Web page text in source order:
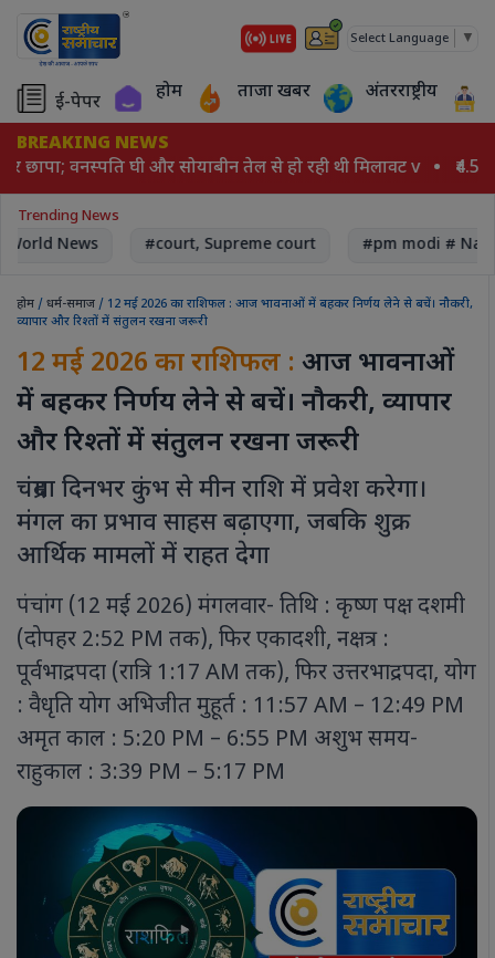
Select Language ▼
ई-पेपर होम ताजा खबर अंतरराष्ट्रीय
BREAKING NEWS
छापा; वनस्पति घी और सोयाबीन तेल से हो रही थी मिलावट v
Trending News
News #court, Supreme court #pm modi #
होम / धर्म-समाज / 12 मई 2026 का राशिफल : आज भावनाओं में बहकर निर्णय लेने से बचें। नौकरी,
व्यापार और रिश्तों में संतुलन रखना जरूरी
12 मई 2026 का राशिफल : आज भावनाओं
में बहकर निर्णय लेने से बचें। नौकरी, व्यापार
और रिश्तों में संतुलन रखना जरूरी
चंद्रमा दिनभर कुंभ से मीन राशि में प्रवेश करेगा।
मंगल का प्रभाव साहस बढ़ाएगा, जबकि शुक्र
आर्थिक मामलों में राहत देगा
पंचांग (12 मई 2026) मंगलवार- तिथि : कृष्ण पक्ष दशमी
(दोपहर 2:52 PM तक), फिर एकादशी, नक्षत्र :
पूर्वभाद्रपदा (रात्रि 1:17 AM तक), फिर उत्तरभाद्रपदा, योग
: वैधृति योग अभिजीत मुहूर्त : 11:57 AM – 12:49 PM
अमृत काल : 5:20 PM – 6:55 PM अशुभ समय-
राहुकाल : 3:39 PM – 5:17 PM